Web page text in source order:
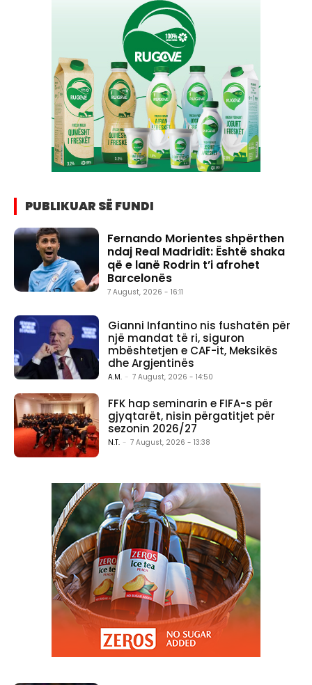
PUBLIKUAR SË FUNDI
Fernando Morientes shpërthen
ndaj Real Madridit: Është shaka
që e lanë Rodrin t’i afrohet
Barcelonës
7 August, 2026 - 16:11
Gianni Infantino nis fushatën për
një mandat të ri, siguron
mbështetjen e CAF-it, Meksikës
dhe Argjentinës
A.M. - 7 August, 2026 - 14:50
FFK hap seminarin e FIFA-s për
gjyqtarët, nisin përgatitjet për
sezonin 2026/27
N.T. - 7 August, 2026 - 13:38